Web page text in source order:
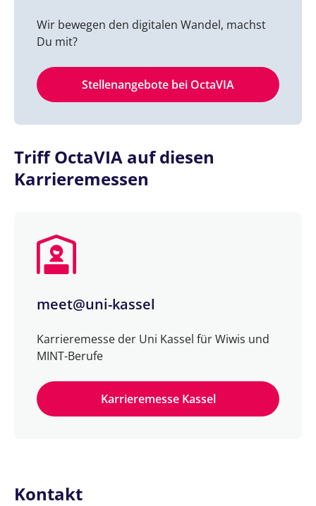
Wir bewegen den digitalen Wandel, machst
Du mit?
Stellenangebote bei OctaVIA
Triff OctaVIA auf diesen
Karrieremessen
meet@uni-kassel
Karrieremesse der Uni Kassel für Wiwis und
MINT-Berufe
Karrieremesse Kassel
Kontakt